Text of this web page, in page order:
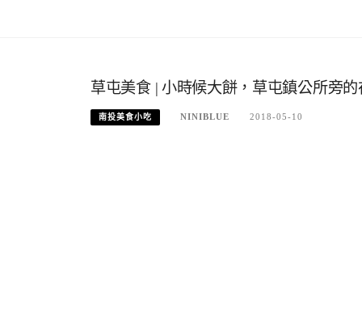
草屯美食 | 小時候大餅，草屯鎮公所旁
南投美食小吃 NINIBLUE 2018-05-10